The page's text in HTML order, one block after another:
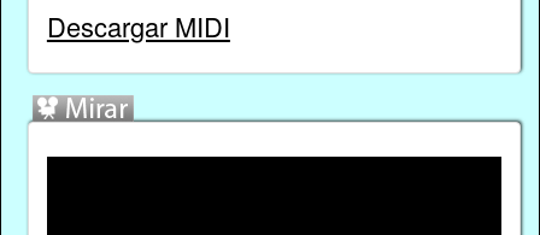
Descargar MIDI